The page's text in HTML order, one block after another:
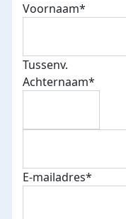
Donateurs
Voornaam*
Tussenv.
Achternaam*
E-mailadres*